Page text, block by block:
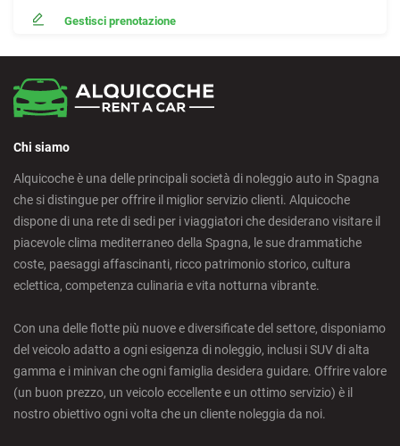
Gestisci prenotazione
Chi siamo
Alquicoche è una delle principali società di noleggio auto in Spagna
che si distingue per offrire il miglior servizio clienti. Alquicoche
dispone di una rete di sedi per i viaggiatori che desiderano visitare il
piacevole clima mediterraneo della Spagna, le sue drammatiche
coste, paesaggi affascinanti, ricco patrimonio storico, cultura
eclettica, competenza culinaria e vita notturna vibrante.
Con una delle flotte più nuove e diversificate del settore, disponiamo
del veicolo adatto a ogni esigenza di noleggio, inclusi i SUV di alta
gamma e i minivan che ogni famiglia desidera guidare. Offrire valore
(un buon prezzo, un veicolo eccellente e un ottimo servizio) è il
nostro obiettivo ogni volta che un cliente noleggia da noi.